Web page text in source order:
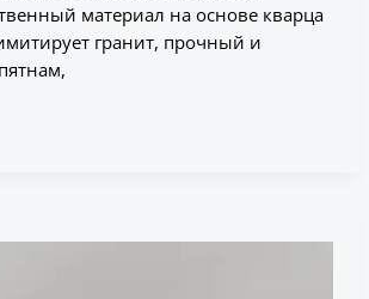
материал на основе кварца
гранит, прочный и